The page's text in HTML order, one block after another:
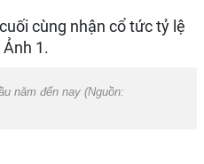
năm đến nay (Nguồn: